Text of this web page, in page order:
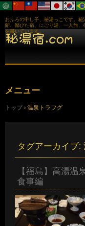
おふろの申し子、秘湯っこです。
館、鄙びた宿、にごり湯、一人旅
を書いています。
メニュー
ン
トップ › 温泉トラフグ
タグアーカイブ:
【福島】高湯温
食事編